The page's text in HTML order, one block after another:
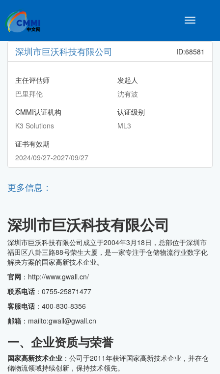
Toggle
深圳市巨沃科技有限公司 ID:68581
主任评估师
巴里拜伦
发起人
沈有波
CMMI认证机构
K3 Solutions
认证级别
ML3
证书有效期
2024/09/27-2027/09/27
更多信息：
深圳市巨沃科技有限公司
深圳市巨沃科技有限公司成立于2004年3月18日，总部位于深圳市
福田区八卦三路88号荣生大厦，是一家专注于仓储物流行业数字化
解决方案的国家高新技术企业。
官网 ：http://www.gwall.cn/
联系电话 ：0755-25871477
客服电话 ：400-830-8356
邮箱 ：mailto:gwall@gwall.cn
一、企业资质与荣誉
国家高新技术企业 ：公司于2011年获评国家高新技术企业，并在仓
储物流领域持续创新，保持技术领先。